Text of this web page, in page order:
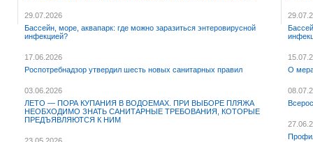
29.07.2026
Бассейн, море, аквапарк: где можно заразиться энтеровирусной
инфекцией?
17.06.2026
Роспотребнадзор утвердил шесть новых санитарных правил
03.06.2026
ЛЕТО — ПОРА КУПАНИЯ В ВОДОЕМАХ. ПРИ ВЫБОРЕ ПЛЯЖА
НЕОБХОДИМО ЗНАТЬ САНИТАРНЫЕ ТРЕБОВАНИЯ, КОТОРЫЕ
ПРЕДЪЯВЛЯЮТСЯ К НИМ
О